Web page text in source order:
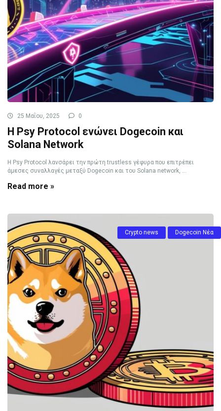
25 Μαΐου, 2025 0
Η Psy Protocol ενώνει Dogecoin και
Solana Network
Η Psy Protocol λανσάρει την πρώτη trustless γέφυρα που επιτρέπει
άμεσες συναλλαγές μεταξύ Dogecoin και του Solana network, ...
Read more »
Crypto news Dogecoin Νέα